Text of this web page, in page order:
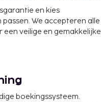
een snelle
en kies
We accepteren alle
veilige en gemakkelijke
boekingssysteem.